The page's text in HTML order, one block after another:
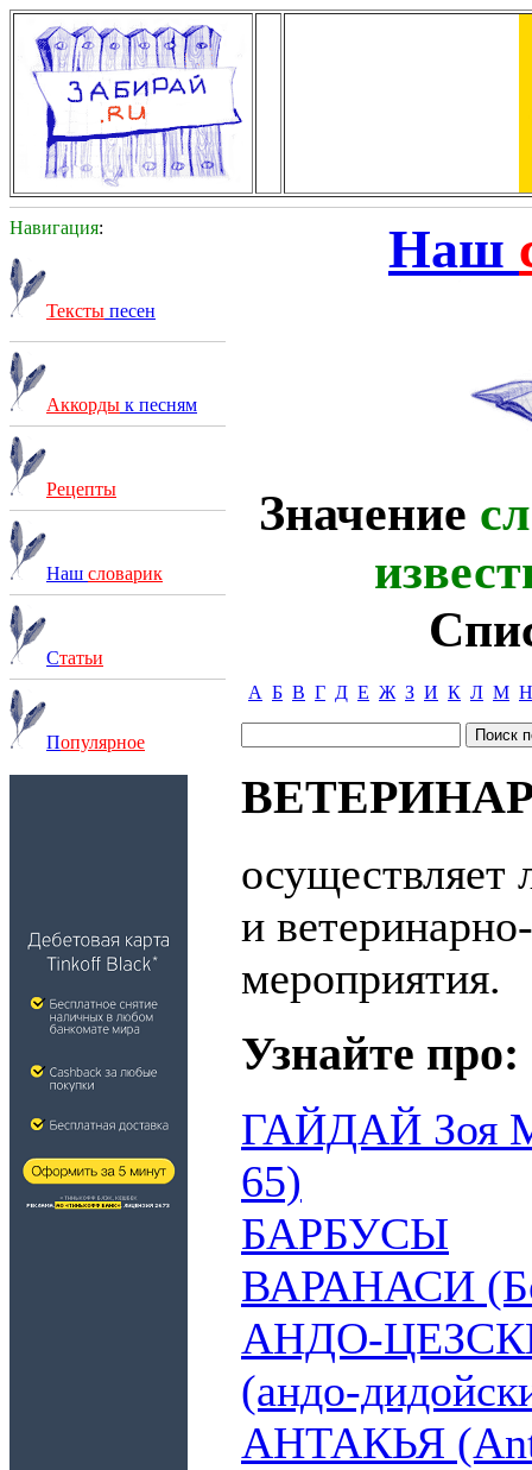
Навигация:
Тексты песен
Аккорды к песням
Рецепты
Наш словарик
Статьи
Популярное
Наш
Значение
А Б В Г Д Е Ж З И К Л М Н
осуществляет
и
мероприятия.
Узнайте про:
ГАЙДАЙ Зоя
65)
БАРБУСЫ
ВАРАНАСИ
АНДО-
(андо-
АНТАКЬЯ